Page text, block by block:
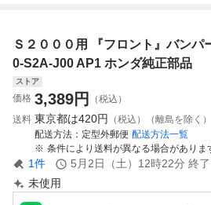
バー B16B B18C
Ｓ２０００用 『フロント』バンパ
0-S2A-J00 AP1 ホンダ純正部品
ストア
価格 3,389円
（税込）
送料 東京都は420円
（税込）（離島を除く）
配送方法
定型外郵便 配送方法一覧
条件により送料が異なる場合がありま
1件 5月2日（土）12時22分 終了
未使用